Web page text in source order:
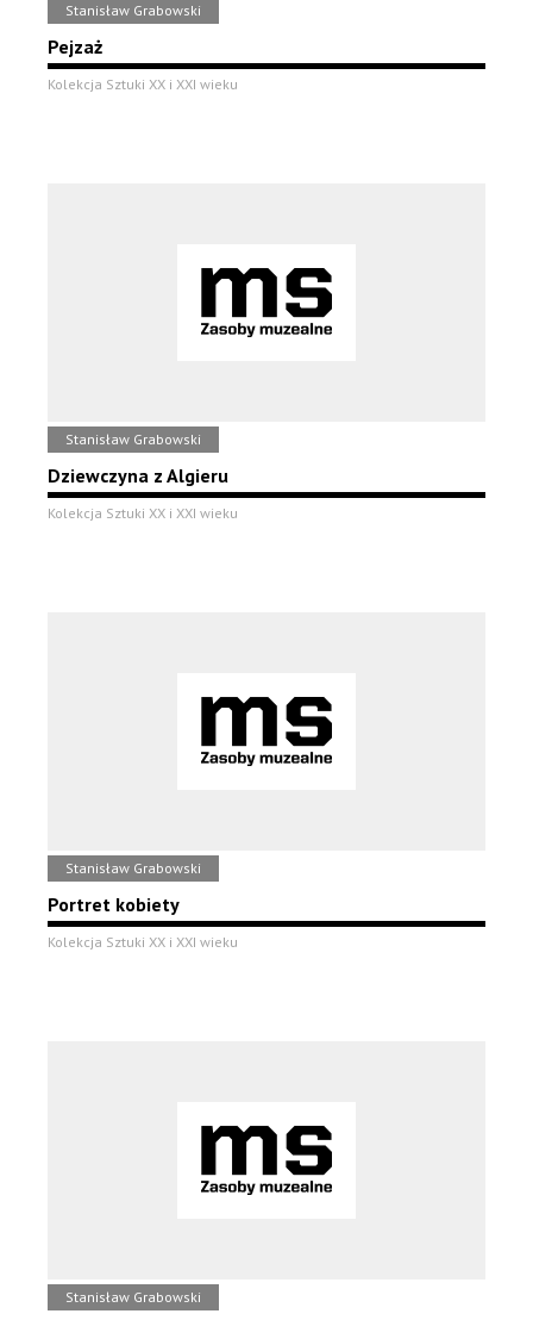
Stanisław Grabowski
Pejzaż
Kolekcja Sztuki XX i XXI wieku
Stanisław Grabowski
Dziewczyna z Algieru
Kolekcja Sztuki XX i XXI wieku
Stanisław Grabowski
Portret kobiety
Kolekcja Sztuki XX i XXI wieku
Stanisław Grabowski